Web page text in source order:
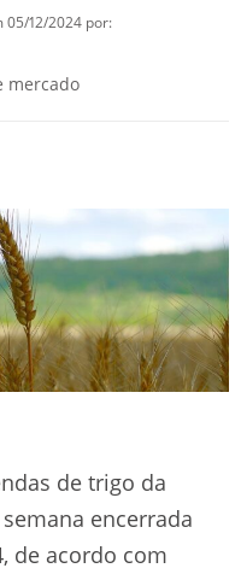
05/12/2024 por:
mercado
de trigo da
encerrada
de acordo com